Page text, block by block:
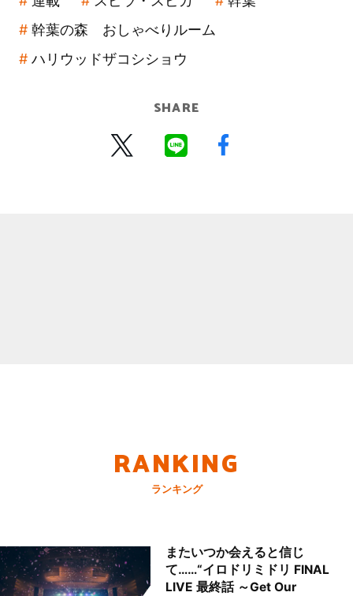
幹葉の森 おしゃべりルーム
ハリウッドザコシショウ
SHARE
RANKING
ランキング
またいつか会えると信じ
て……“イロドリミドリ FINAL
LIVE 最終話 ～Get Our